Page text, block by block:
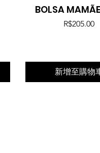
快速瀏覽
BOLSA
價格
R$205.00
新增至購物